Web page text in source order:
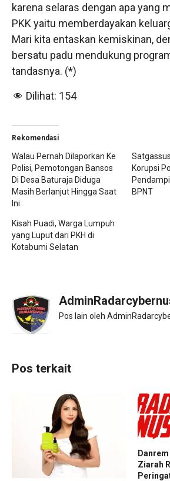
karena selaras dengan apa yang
PKK yaitu memberdayakan
Mari kita entaskan kemiskinan,
bersatu padu mendukung
tandasnya. (*)
Dilihat: 154
Rekomendasi
Walau Pernah Dilaporkan Ke
Polisi, Pemotongan Bansos
Di Desa Baturaja Diduga
Masih Berlanjut Hingga Saat
Ini
Korupsi
BPNT
Kisah Puadi, Warga Lumpuh
yang Luput dari PKH di
Kotabumi Selatan
Pos lain oleh
Pos terkait
Ziarah